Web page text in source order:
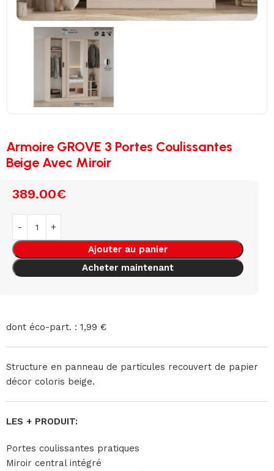
Armoire GROVE 3 Portes Coulissantes
Beige Avec Miroir
389.00€
Ajouter au panier
Acheter maintenant
dont éco-part. : 1,99 €
Structure en panneau de particules recouvert de papier
décor coloris beige.
LES + PRODUIT:
Portes coulissantes pratiques
Miroir central intégré